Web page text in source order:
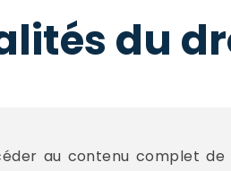
du
au contenu complet de